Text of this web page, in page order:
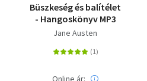
Büszkeség és balítélet
- Hangoskönyv MP3
Jane Austen
Online ár: